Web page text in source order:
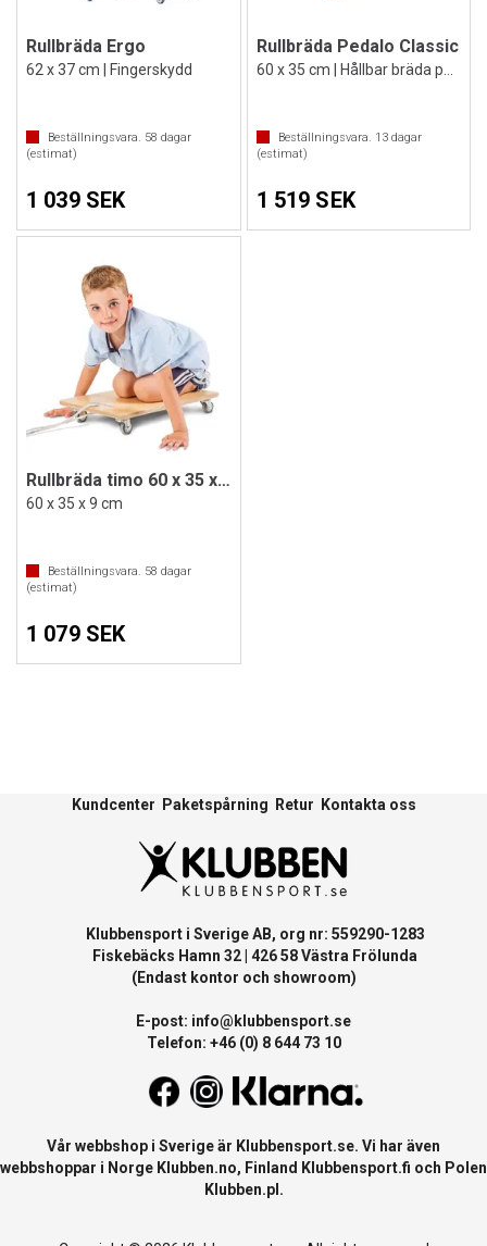
Rullbräda Ergo
62 x 37 cm | Fingerskydd
Beställningsvara. 58 dagar
(estimat)
1 039 SEK
Rullbräda Pedalo Classic
Beställningsvara. 13dagar
(estimat)
1 519 SEK
Rullbräda timo 60 x 35 x 9 cm
60 x 35 x 9 cm
Beställningsvara. 58 dagar
(estimat)
1 079 SEK
Kundcenter Paketspårning Retur Kontakta oss
Klubbensport i Sverige AB, org nr: 559290-1283
Fiskebäcks Hamn 32 | 426 58 Västra Frölunda
(Endast kontor och showroom)
E-post: info@klubbensport.se
Telefon: +46 (0) 8 644 73 10
Vår webbshop i Sverige är Klubbensport.se. Vi har även
webbshoppar i Norge Klubben.no, Finland Klubbensport.fi och Polen
Klubben.pl .